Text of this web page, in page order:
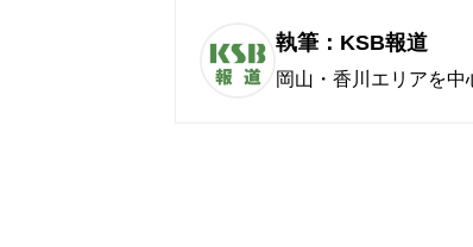
執筆：KSB報道
岡山・香川エリアを中